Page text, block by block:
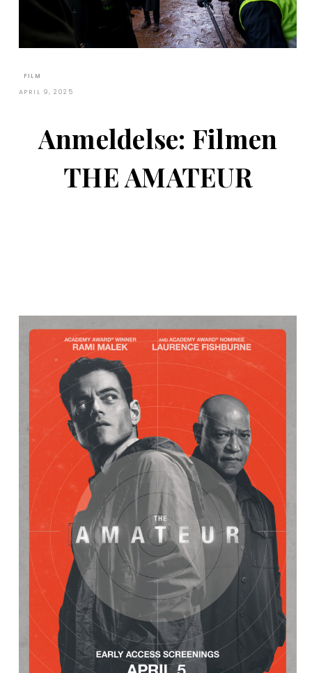
FILM
APRIL 9, 2025
Anmeldelse: Filmen
THE AMATEUR